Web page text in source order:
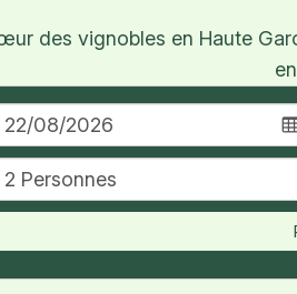
des vignobles en Haute